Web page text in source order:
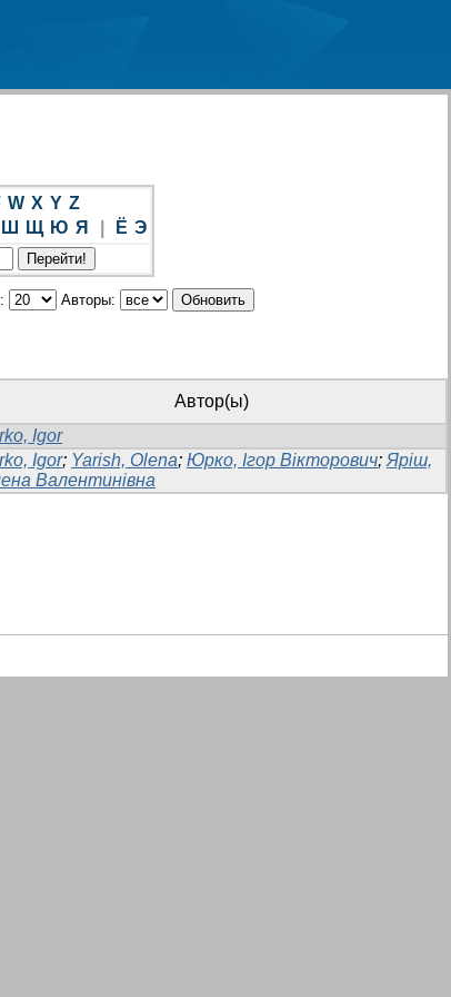
W X Y Z
Ш Щ Ю Я Ё Э
Авторы:
Автор(ы)
Igor
Igor; Yarish, Olena; Юрко, Ігор Вікторович; Яріш,
Валентинівна